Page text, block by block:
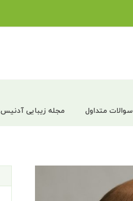
سوالات متداول مجله زیبایی آدنیس